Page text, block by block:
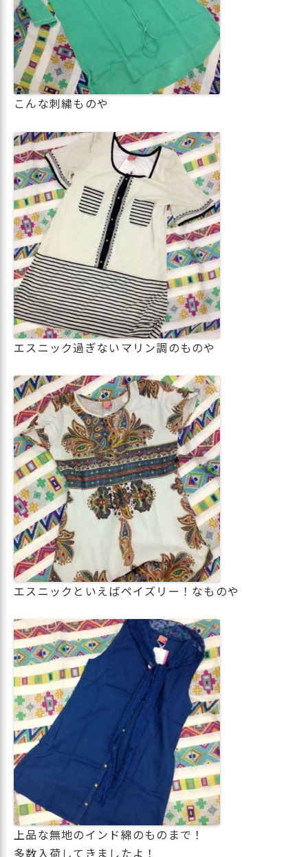
こんな刺繍ものや
エスニック過ぎないマリン調のものや
エスニックといえばペイズリー！なものや
上品な無地のインド綿のものまで！
多数入荷してきましたよ！